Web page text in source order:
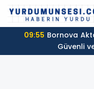
09:55
Güvenli